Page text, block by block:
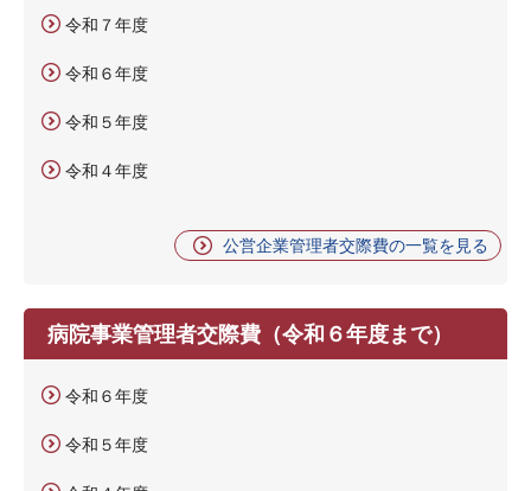
令和７年度
令和６年度
令和５年度
令和４年度
公営企業管理者交際費の一覧を見る
病院事業管理者交際費（令和６年度まで）
令和６年度
令和５年度